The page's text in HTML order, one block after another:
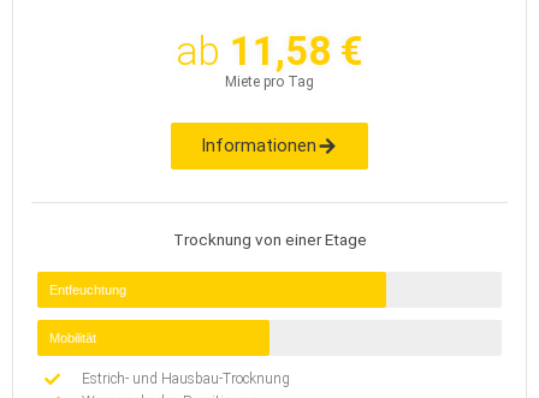
ab 11,58 €
Miete pro Tag
Informationen
Trocknung von einer Etage
Entfeuchtung
Mobilität
Estrich- und Hausbau-Trocknung